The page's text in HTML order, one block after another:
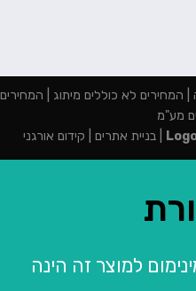
2000 ₪ הזמנה | המחירים לא כוללים מיתוג | המחירים
מע"מ
|בניית אתרים קידום אורגני
למוצר זה הינה